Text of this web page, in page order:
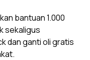
bantuan 1.000
sekaligus
dan ganti oli gratis